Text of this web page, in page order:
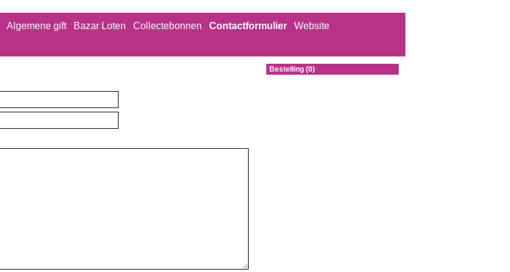
Algemene gift Bazar Loten Collectebonnen Contactformulier
Website
Bestelling (0)